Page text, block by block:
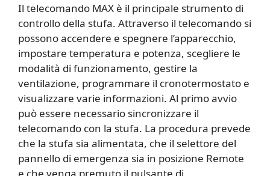
Il telecomando MAX è il principale strumento di
controllo della stufa. Attraverso il telecomando si
possono accendere e spegnere l’apparecchio,
impostare temperatura e potenza, scegliere le
modalità di funzionamento, gestire la
ventilazione, programmare il cronotermostato e
visualizzare varie informazioni. Al primo avvio
può essere necessario sincronizzare il
telecomando con la stufa. La procedura prevede
che la stufa sia alimentata, che il selettore del
pannello di emergenza sia in posizione Remote
e che venga premuto il pulsante di